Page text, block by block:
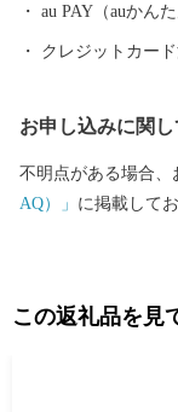
au PAY（auかん
クレジットカード
お申し込みに関し
不明点がある場合、
AQ）」 に掲載して
この返礼品を見